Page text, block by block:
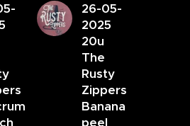
26-05-
2025
20u
The
Rusty
Zippers
Banana
peel